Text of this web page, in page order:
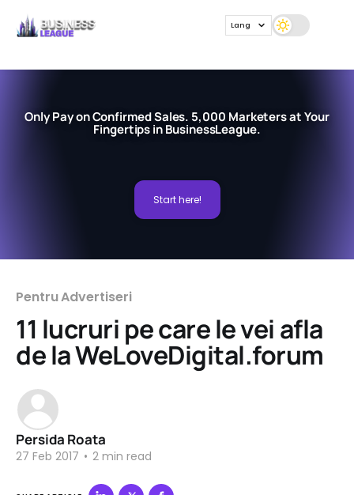
Lang
Only Pay on Confirmed Sales. 5,000 Marketers at Your
Fingertips in BusinessLeague.
Start here!
Pentru Advertiseri
11 lucruri pe care le vei afla
de la WeLoveDigital.forum
Persida Roata
27 Feb 2017 • 2 min read